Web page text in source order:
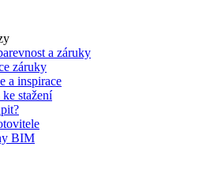
a záruky
záruky
a inspirace
stažení
BIM